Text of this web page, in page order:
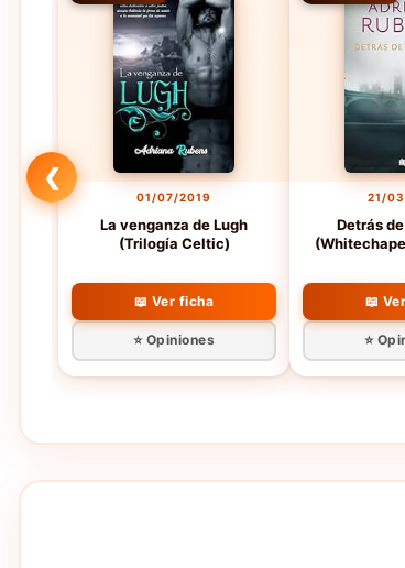
❮
01/07/2019
La venganza de Lugh
(Trilogía Celtic)
📖 Ver ficha
⭐ Opiniones
21/
Detrás
📖
⭐